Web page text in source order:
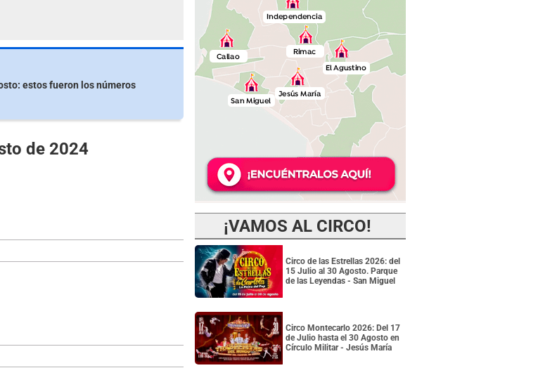
estos fueron los números
de 2024
¡VAMOS AL CIRCO!
Circo de las Estrellas 2026: del
15 Julio al 30 Agosto. Parque
de las Leyendas - San Miguel
Circo Montecarlo 2026: Del 17
de Julio hasta el 30 Agosto en
Círculo Militar - Jesús María